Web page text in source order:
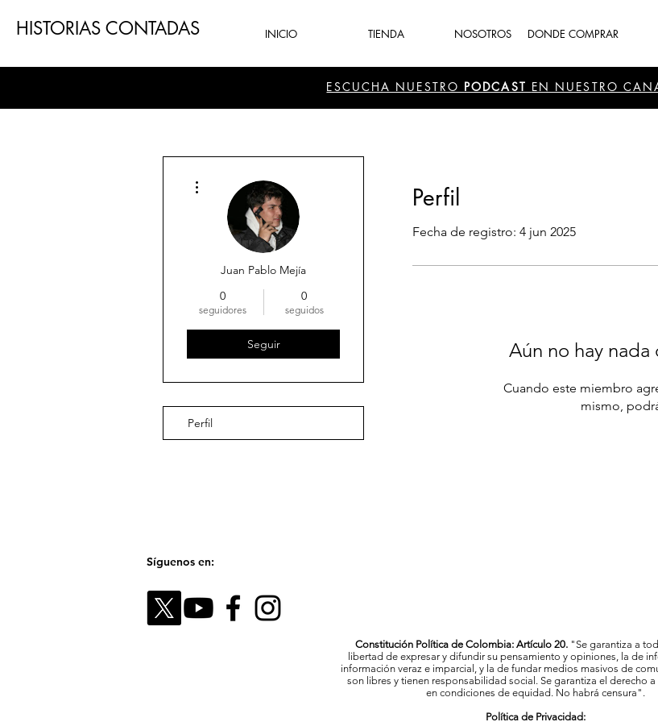
HISTORIAS CONTADAS INICIO TIENDA NOSOTROS DONDE COMPRAR
ESCUCHA NUESTRO PODCAST EN NUESTRO
Perfil
Fecha de registro: 4 jun 2025
Aún no hay
Cuando este miembro
mismo,
Juan Pablo Mejía
0
seguidores
0
seguidos
Seguir
Perfil
Síguenos en:
Constitución Política de Colombia: Artículo 20. "Se garantiza a
libertad de expresar y difundir su pensamiento y opiniones, la de
información veraz e imparcial, y la de fundar medios masivos de
son libres y tienen responsabilidad social. Se garantiza el derecho
en condiciones de equidad. No habrá censura".
Política de Privacidad: